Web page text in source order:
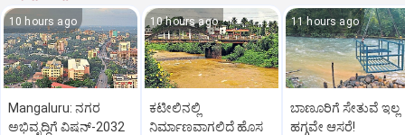
10 hours ago
Mangaluru: ನಗರ
ಅಭಿವೃದ್ಧಿಗೆ ವಿಷನ್‌-2032
10 hours ago
ಕಟೀಲಿನಲ್ಲಿ
ನಿರ್ಮಾಣವಾಗಲಿದೆ ಹೊಸ
11 hours ago
ಬಾಣೂರಿಗೆ ಸೇತುವೆ ಇಲ್ಲ
ಹಗ್ಗವೇ ಆಸರೆ!